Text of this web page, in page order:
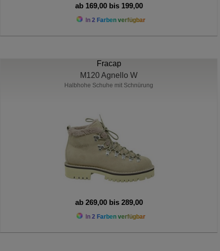
ab 169,00 bis 199,00
In 2 Farben verfügbar
Fracap
M120 Agnello W
Halbhohe Schuhe mit Schnürung
ab 269,00 bis 289,00
In 2 Farben verfügbar